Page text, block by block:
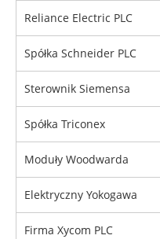
Reliance Electric PLC
Spółka Schneider PLC
Sterownik Siemensa
Spółka Triconex
Moduły Woodwarda
Elektryczny Yokogawa
Firma Xycom PLC